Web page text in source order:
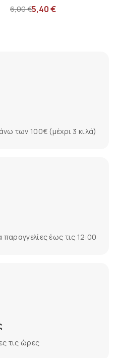
6,00€5,40€
των 100€ (μέχρι 3 κιλά)
παραγγελίες έως τις 12:00
τις ώρες